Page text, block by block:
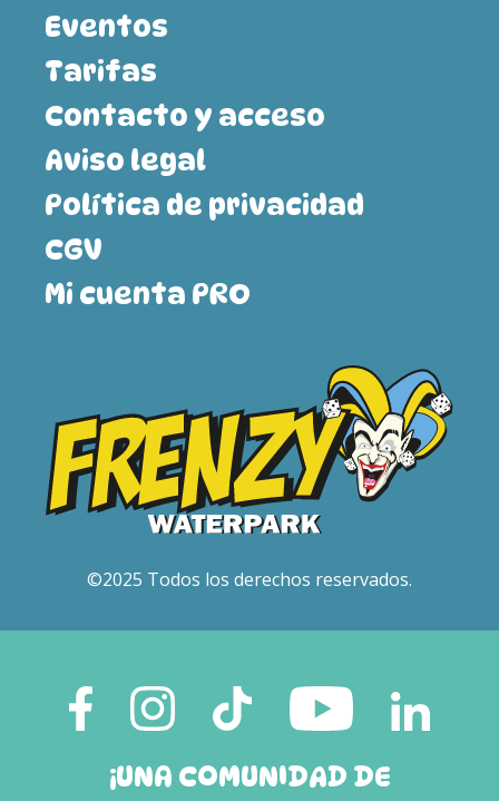
©2025 Todos los derechos reservados.
Eventos
Tarifas
Contacto y acceso
Aviso legal
Política de privacidad
CGV
Mi cuenta PRO
¡UNA COMUNIDAD DE